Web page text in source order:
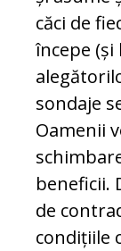
căci de
începe
sondaje
Oamenii
beneficii.
de
condițiile